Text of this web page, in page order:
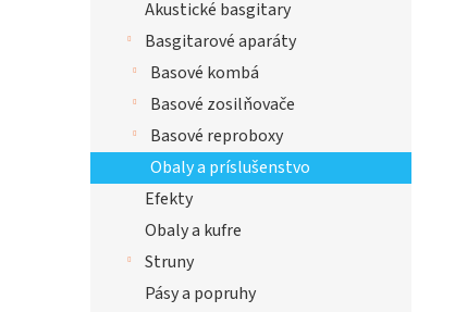
Akustické basgitary
Basgitarové aparáty
Basové kombá
Basové zosilňovače
Basové reproboxy
Obaly a príslušenstvo
Efekty
Obaly a kufre
Struny
Pásy a popruhy